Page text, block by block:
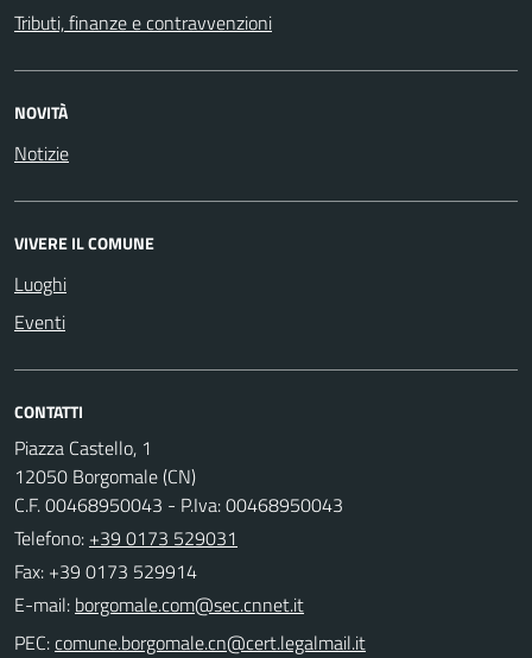
Tributi, finanze e contravvenzioni
NOVITÀ
Notizie
VIVERE IL COMUNE
Luoghi
Eventi
CONTATTI
Piazza Castello, 1
12050 Borgomale (CN)
C.F. 00468950043 - P.Iva: 00468950043
Telefono: +39 0173 529031
Fax: +39 0173 529914
E-mail:
PEC: